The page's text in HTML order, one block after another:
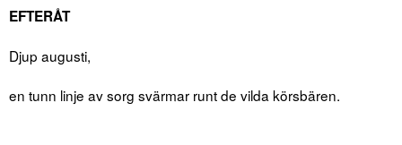
EFTERÅT
Djup augusti,
en tunn linje av sorg svärmar runt de vilda körsbären.